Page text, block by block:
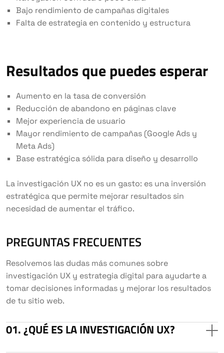
Bajo rendimiento de campañas digitales
Falta de estrategia en contenido y estructura
Resultados que puedes esperar
Aumento en la tasa de conversión
Reducción de abandono en páginas clave
Mejor experiencia de usuario
Mayor rendimiento de campañas (Google Ads y
Meta Ads)
Base estratégica sólida para diseño y desarrollo
La investigación UX no es un gasto: es una inversión
estratégica que permite mejorar resultados sin
necesidad de aumentar el tráfico.
PREGUNTAS FRECUENTES
Resolvemos las dudas más comunes sobre
investigación UX y estrategia digital para ayudarte a
tomar decisiones informadas y mejorar los resultados
de tu sitio web.
¿QUÉ ES LA INVESTIGACIÓN UX?